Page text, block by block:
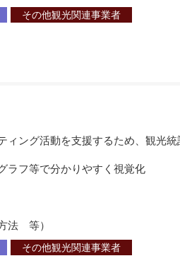
その他観光関連事業者
ング活動を支援するため、観光
フ等で分かりやすく視覚化
法 等）
その他観光関連事業者